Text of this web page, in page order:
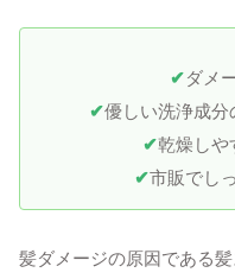
✔ダメ
✔優しい洗浄成分
✔乾燥しや
✔市販でし
髪ダメージの原因である